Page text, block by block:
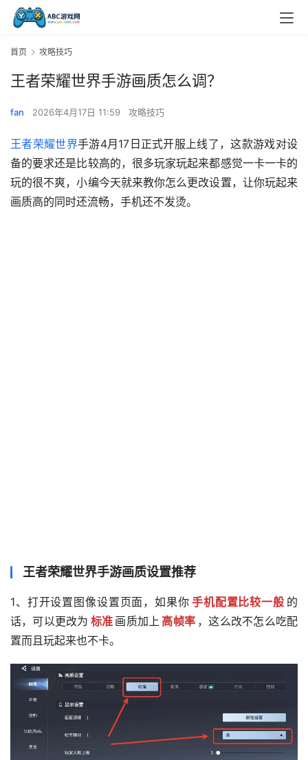
首页 攻略技巧
王者荣耀世界手游画质怎么调？
fan 2026年4月17日 11:59 攻略技巧
王者荣耀世界手游4月17日正式开服上线了，这款游戏对设
备的要求还是比较高的，很多玩家玩起来都感觉一卡一卡的
玩的很不爽，小编今天就来教你怎么更改设置，让你玩起来
画质高的同时还流畅，手机还不发烫。
王者荣耀世界手游画质设置推荐
1、打开设置图像设置页面，如果你 手机配置比较一般 的
话，可以更改为 标准 画质加上 高帧率 ，这么改不怎么吃配
置而且玩起来也不卡。